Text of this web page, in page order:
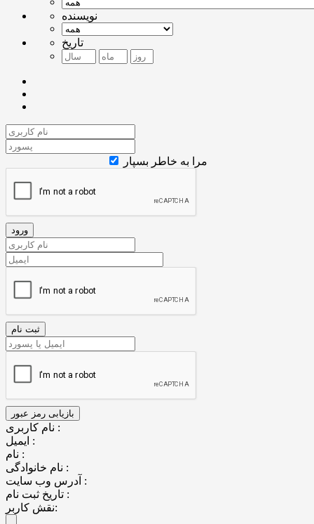
نویسنده
تاریخ
مرا به خاطر بسپار
نام کاربری :
ایمیل :
نام :
نام خانوادگی :
آدرس وب سایت :
تاریخ ثبت نام :
نقش کاربر: